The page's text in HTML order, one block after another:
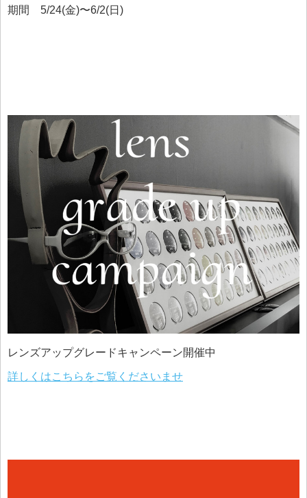
期間 5/24(金)〜6/2(日)
レンズアップグレードキャンペーン開催中
詳しくはこちらをご覧くださいませ